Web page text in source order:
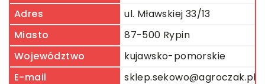
Adres
ul. Mławskiej 33/13
Miasto
87-500 Rypin
Województwo
kujawsko-pomorskie
E-mail
sklep.sekowo@agroczak.pl